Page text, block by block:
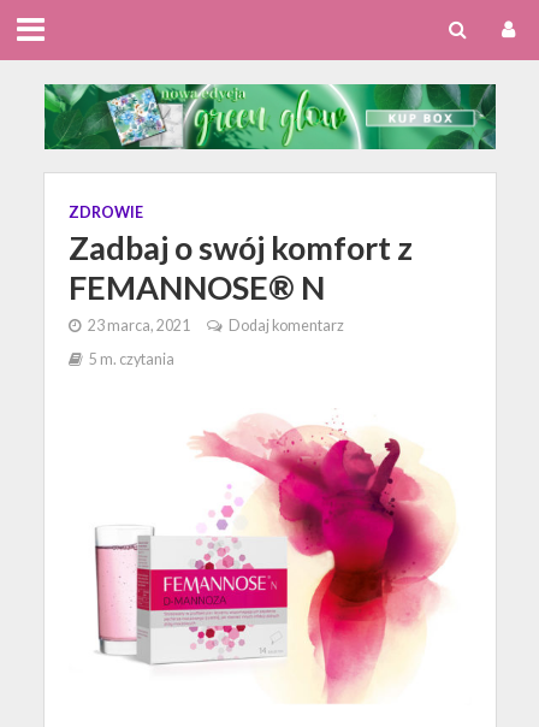
ZDROWIE
Zadbaj o swój komfort z
FEMANNOSE® N
23 marca, 2021
Dodaj komentarz
5 m. czytania